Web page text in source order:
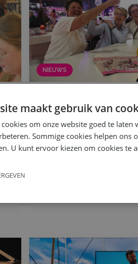
NIEUWS
Nog 1 maand tot
Trommel je vriendinnen,
op! Het aftellen is...
maakt gebruik van
om onze website goed te
Sommige cookies helpen ons
U kunt ervoor kiezen om cookies te